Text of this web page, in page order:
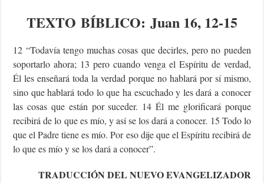
TEXTO BÍBLICO: Juan 16, 12-15
12 “Todavía tengo muchas cosas que decirles, pero no pueden
soportarlo ahora; 13 pero cuando venga el Espíritu de verdad,
Él les enseñará toda la verdad porque no hablará por sí mismo,
sino que hablará todo lo que ha escuchado y les dará a conocer
las cosas que están por suceder. 14 Él me glorificará porque
recibirá de lo que es mío, y así se los dará a conocer. 15 Todo lo
que el Padre tiene es mío. Por eso dije que el Espíritu recibirá de
lo que es mío y se los dará a conocer”.
TRADUCCIÓN DEL NUEVO EVANGELIZADOR